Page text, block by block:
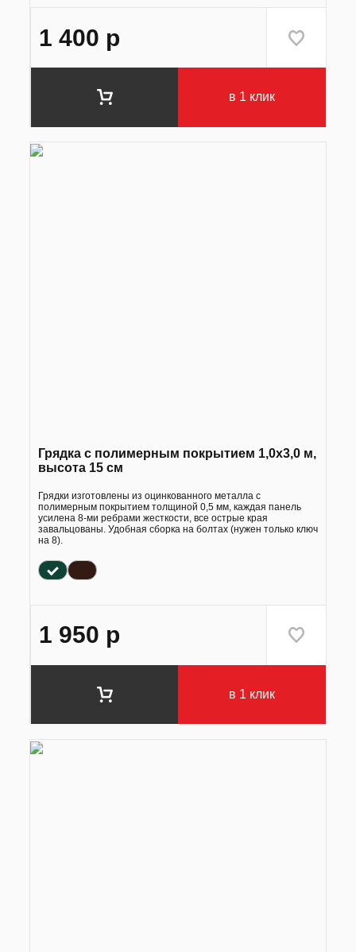
1 400 р
в 1 клик
Грядка с полимерным покрытием 1,0х3,0 м,
высота 15 см
Грядки изготовлены из оцинкованного металла с
полимерным покрытием толщиной 0,5 мм, каждая панель
усилена 8-ми ребрами жесткости, все острые края
завальцованы. Удобная сборка на болтах (нужен только ключ
на 8).
1 950 р
в 1 клик